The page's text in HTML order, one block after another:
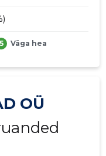
5 Väga hea
OÜ